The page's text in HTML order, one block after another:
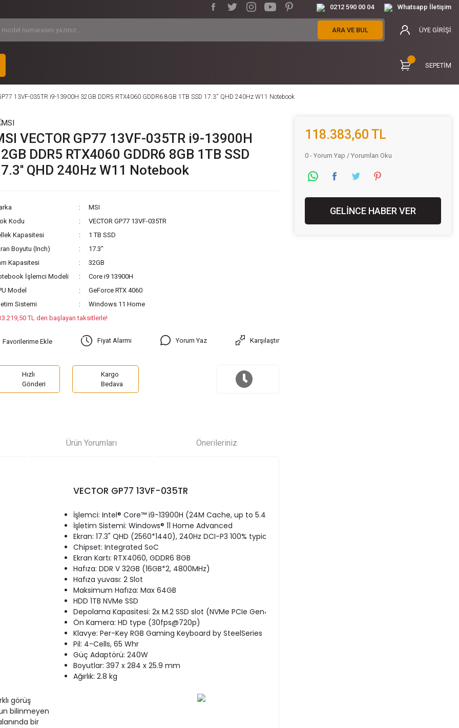
0212 590 00 04 Whatsapp İletişim
ARA VE BUL ÜYE GİRİŞİ
SEPETİM
13VF-035TR i9-13900H 32GB DDR5 RTX4060 GDDR6 8GB 1TB SSD 17.3'' QHD 240Hz W11 Notebook
VECTOR GP77 13VF-035TR i9-13900H
DDR5 RTX4060 GDDR6 8GB 1TB SSD
QHD 240Hz W11 Notebook
MSI
Kodu
VECTOR GP77 13VF-035TR
Kapasitesi
1 TB SSD
Boyutu (Inch)
17.3"
Kapasitesi
32GB
İşlemci Modeli
Core i9 13900H
Model
GeForce RTX 4060
Sistemi
Windows 11 Home
TL den başlayan taksitlerle!
Fiyat Alarmı Yorum Yaz Karşılaştır
Hızlı
Gönderi
Kargo
Bedava
Ürün Yorumları Önerileriniz
VECTOR GP77 13VF-035TR
İşlemci: Intel® Core™ i9-13900H (24M Cache, up to 5.40 GHz)
İşletim Sistemi: Windows® 11 Home Advanced
Ekran: 17.3" QHD (2560*1440), 240Hz DCI-P3 100% typical
Chipset: Integrated SoC
Ekran Kartı: RTX4060, GDDR6 8GB
Hafıza: DDR V 32GB (16GB*2, 4800MHz)
Hafıza yuvası: 2 Slot
Maksimum Hafıza: Max 64GB
HDD 1TB NVMe SSD
Depolama Kapasitesi: 2x M.2 SSD slot (NVMe PCIe Gen4)
Ön Kamera: HD type (30fps@720p)
Klavye: Per-Key RGB Gaming Keyboard by SteelSeries
Pil: 4-Cells, 65 Whr
Güç Adaptörü: 240W
Boyutlar: 397 x 284 x 25.9 mm
Ağırlık: 2.8 kg
görüş
bilinmeyen
bir
118.383,60 TL
0 - Yorum Yap / Yorumları Oku
GELİNCE HABER VER